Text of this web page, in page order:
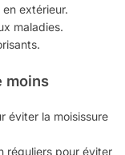
extérieur.
maladies.
moins
éviter la moisissure
réguliers pour éviter